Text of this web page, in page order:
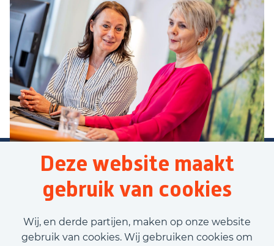
Deze website maakt
gebruik van cookies
Wij, en derde partijen, maken op onze website
gebruik van cookies. Wij gebruiken cookies om